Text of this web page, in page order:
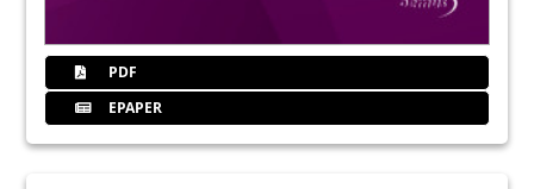
PDF
EPAPER